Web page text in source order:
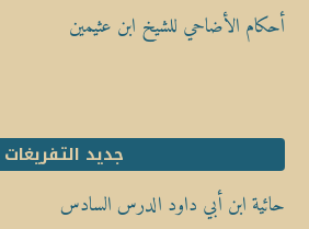
أحكام الأضاحي للشيخ ابن عثيمين
جديد التفريغات
حائية ابن أبي داود الدرس السادس